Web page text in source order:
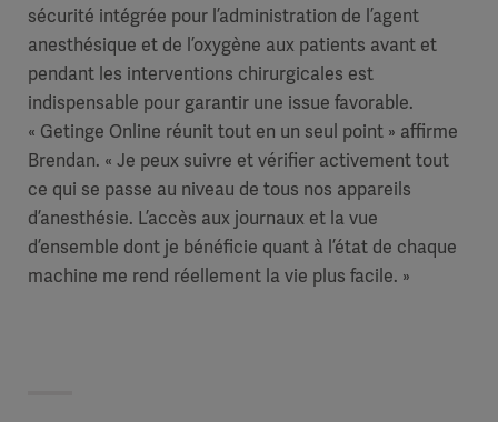
sécurité intégrée pour l’administration de l’agent
anesthésique et de l’oxygène aux patients avant et
pendant les interventions chirurgicales est
indispensable pour garantir une issue favorable.
« Getinge Online réunit tout en un seul point » affirme
Brendan. « Je peux suivre et vérifier activement tout
ce qui se passe au niveau de tous nos appareils
d’anesthésie. L’accès aux journaux et la vue
d’ensemble dont je bénéficie quant à l’état de chaque
machine me rend réellement la vie plus facile. »